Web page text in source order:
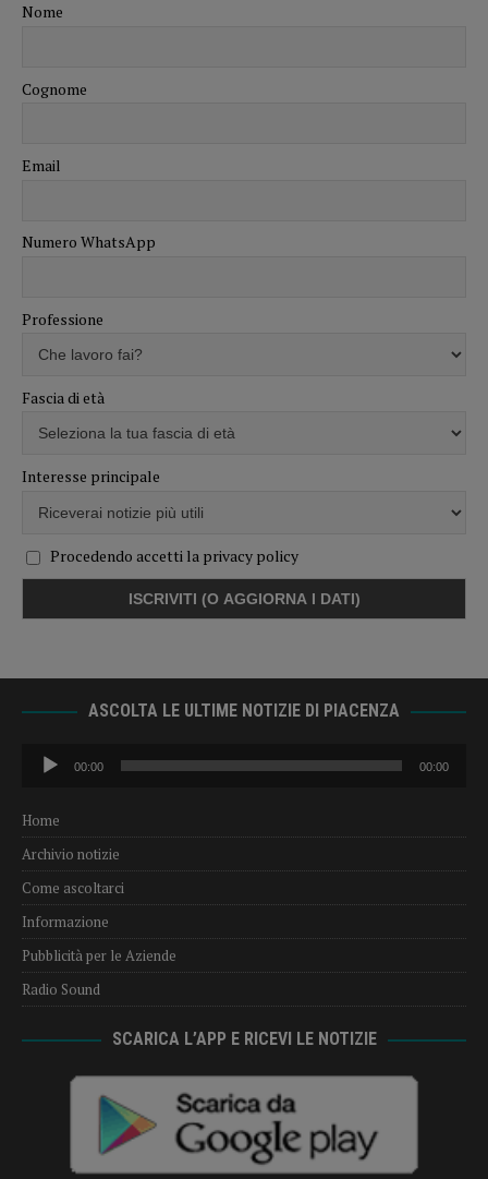
Nome
Cognome
Email
Numero WhatsApp
Professione
Fascia di età
Interesse principale
Procedendo accetti la privacy policy
ASCOLTA LE ULTIME NOTIZIE DI PIACENZA
Audio
Player
00:00 00:00
Home
Archivio notizie
Come ascoltarci
Informazione
Pubblicità per le Aziende
Radio Sound
SCARICA L’APP E RICEVI LE NOTIZIE